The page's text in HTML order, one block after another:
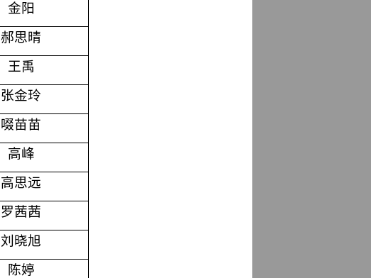
金阳
郝思晴
王禹
张金玲
啜苗苗
高峰
高思远
罗茜茜
刘晓旭
陈婷